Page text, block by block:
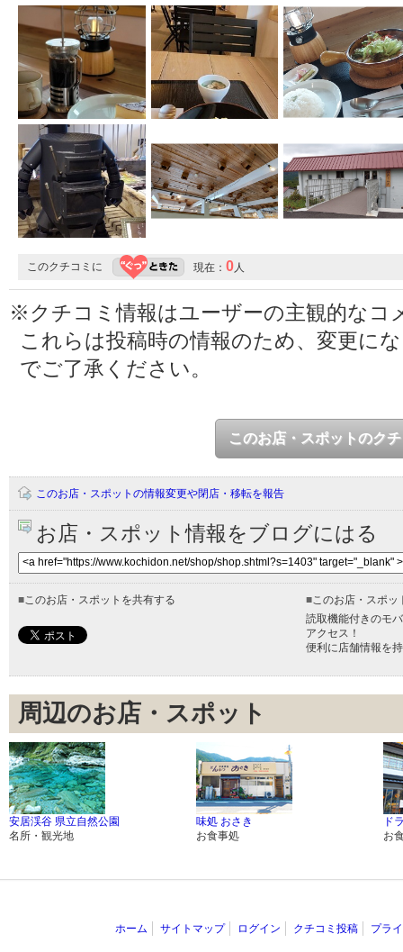
このクチコミに 現在： 0 人
※クチコミ情報はユーザーの主観的なコ
これらは投稿時の情報のため、変更に
でご了承ください。
このお店・スポットのク
このお店・スポットの情報変更や閉店・移転を報告
お店・スポット情報をブログにはる
■ このお店・スポットを共有する ■ このお店・スポ
読取機能付きのモ
アクセス！
便利に店舗情報を
周辺のお店・スポット
安居渓谷 県立自然公園
名所・観光地
味処 おさき
お食事処
ド
お
ホーム サイトマップ ログイン クチコミ投稿 プラ